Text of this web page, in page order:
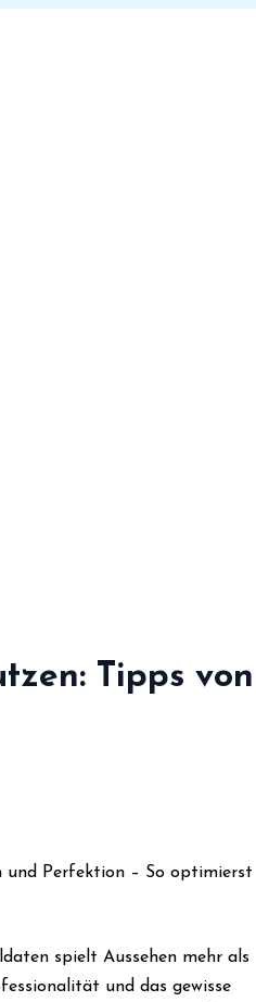
Tipps von
und Perfektion – So optimierst
spielt Aussehen mehr als
und das gewisse